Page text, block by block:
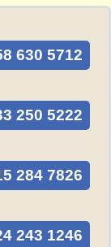
630 5712
250 5222
284 7826
243 1246